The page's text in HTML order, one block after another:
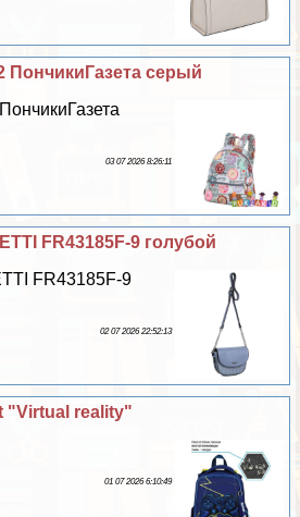
ПончикиГазета серый
03 07 2026 8:26:11
FR43185F-9 гoлyбой
FR43185F-9
02 07 2026 22:52:13
"Virtual reality"
01 07 2026 6:10:49